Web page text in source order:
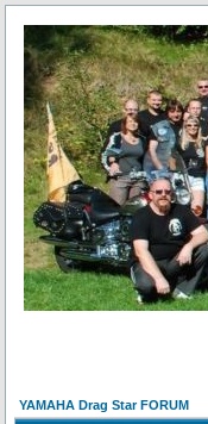
YAMAHA Drag Star FORUM